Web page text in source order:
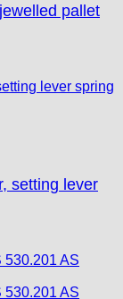
pallet
setting lever